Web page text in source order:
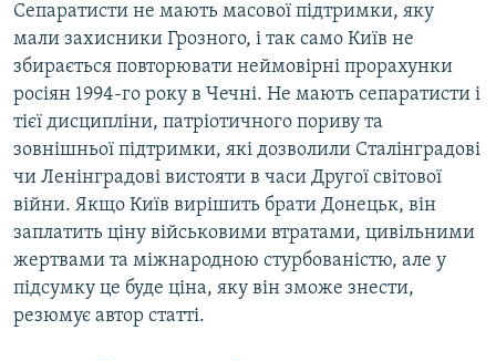
Сепаратисти не мають масової підтримки, яку
мали захисники Грозного, і так само Київ не
збирається повторювати неймовірні прорахунки
росіян 1994-го року в Чечні. Не мають сепаратисти і
тієї дисципліни, патріотичного пориву та
зовнішньої підтримки, які дозволили Сталінградові
чи Ленінградові вистояти в часи Другої світової
війни. Якщо Київ вирішить брати Донецьк, він
заплатить ціну військовими втратами, цивільними
жертвами та міжнародною стурбованістю, але у
підсумку це буде ціна, яку він зможе знести,
резюмує автор статті.